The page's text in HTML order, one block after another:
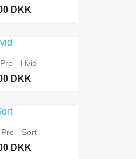
DKK
- Hvid
DKK
- Sort
DKK